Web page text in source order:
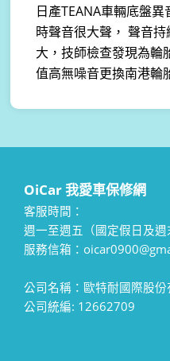
日產TEANA車輛底盤
時聲音很大聲， 聲音
大，技師檢查發現為輪
值高無噪音更換南港輪
OiCar 我愛車保修網
客服時間：
週一至週五（國定假日及
服務信箱：
公司名稱：歐特耐國際股份
公司統編: 12662709